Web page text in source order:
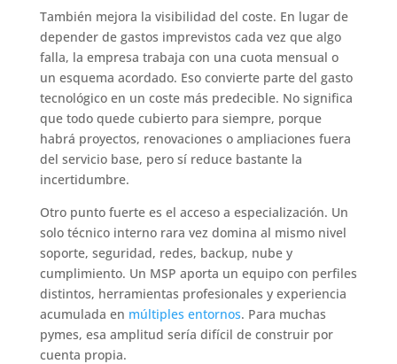
También mejora la visibilidad del coste. En lugar de
depender de gastos imprevistos cada vez que algo
falla, la empresa trabaja con una cuota mensual o
un esquema acordado. Eso convierte parte del gasto
tecnológico en un coste más predecible. No significa
que todo quede cubierto para siempre, porque
habrá proyectos, renovaciones o ampliaciones fuera
del servicio base, pero sí reduce bastante la
incertidumbre.
Otro punto fuerte es el acceso a especialización. Un
solo técnico interno rara vez domina al mismo nivel
soporte, seguridad, redes, backup, nube y
cumplimiento. Un MSP aporta un equipo con perfiles
distintos, herramientas profesionales y experiencia
acumulada en múltiples entornos. Para muchas
pymes, esa amplitud sería difícil de construir por
cuenta propia.